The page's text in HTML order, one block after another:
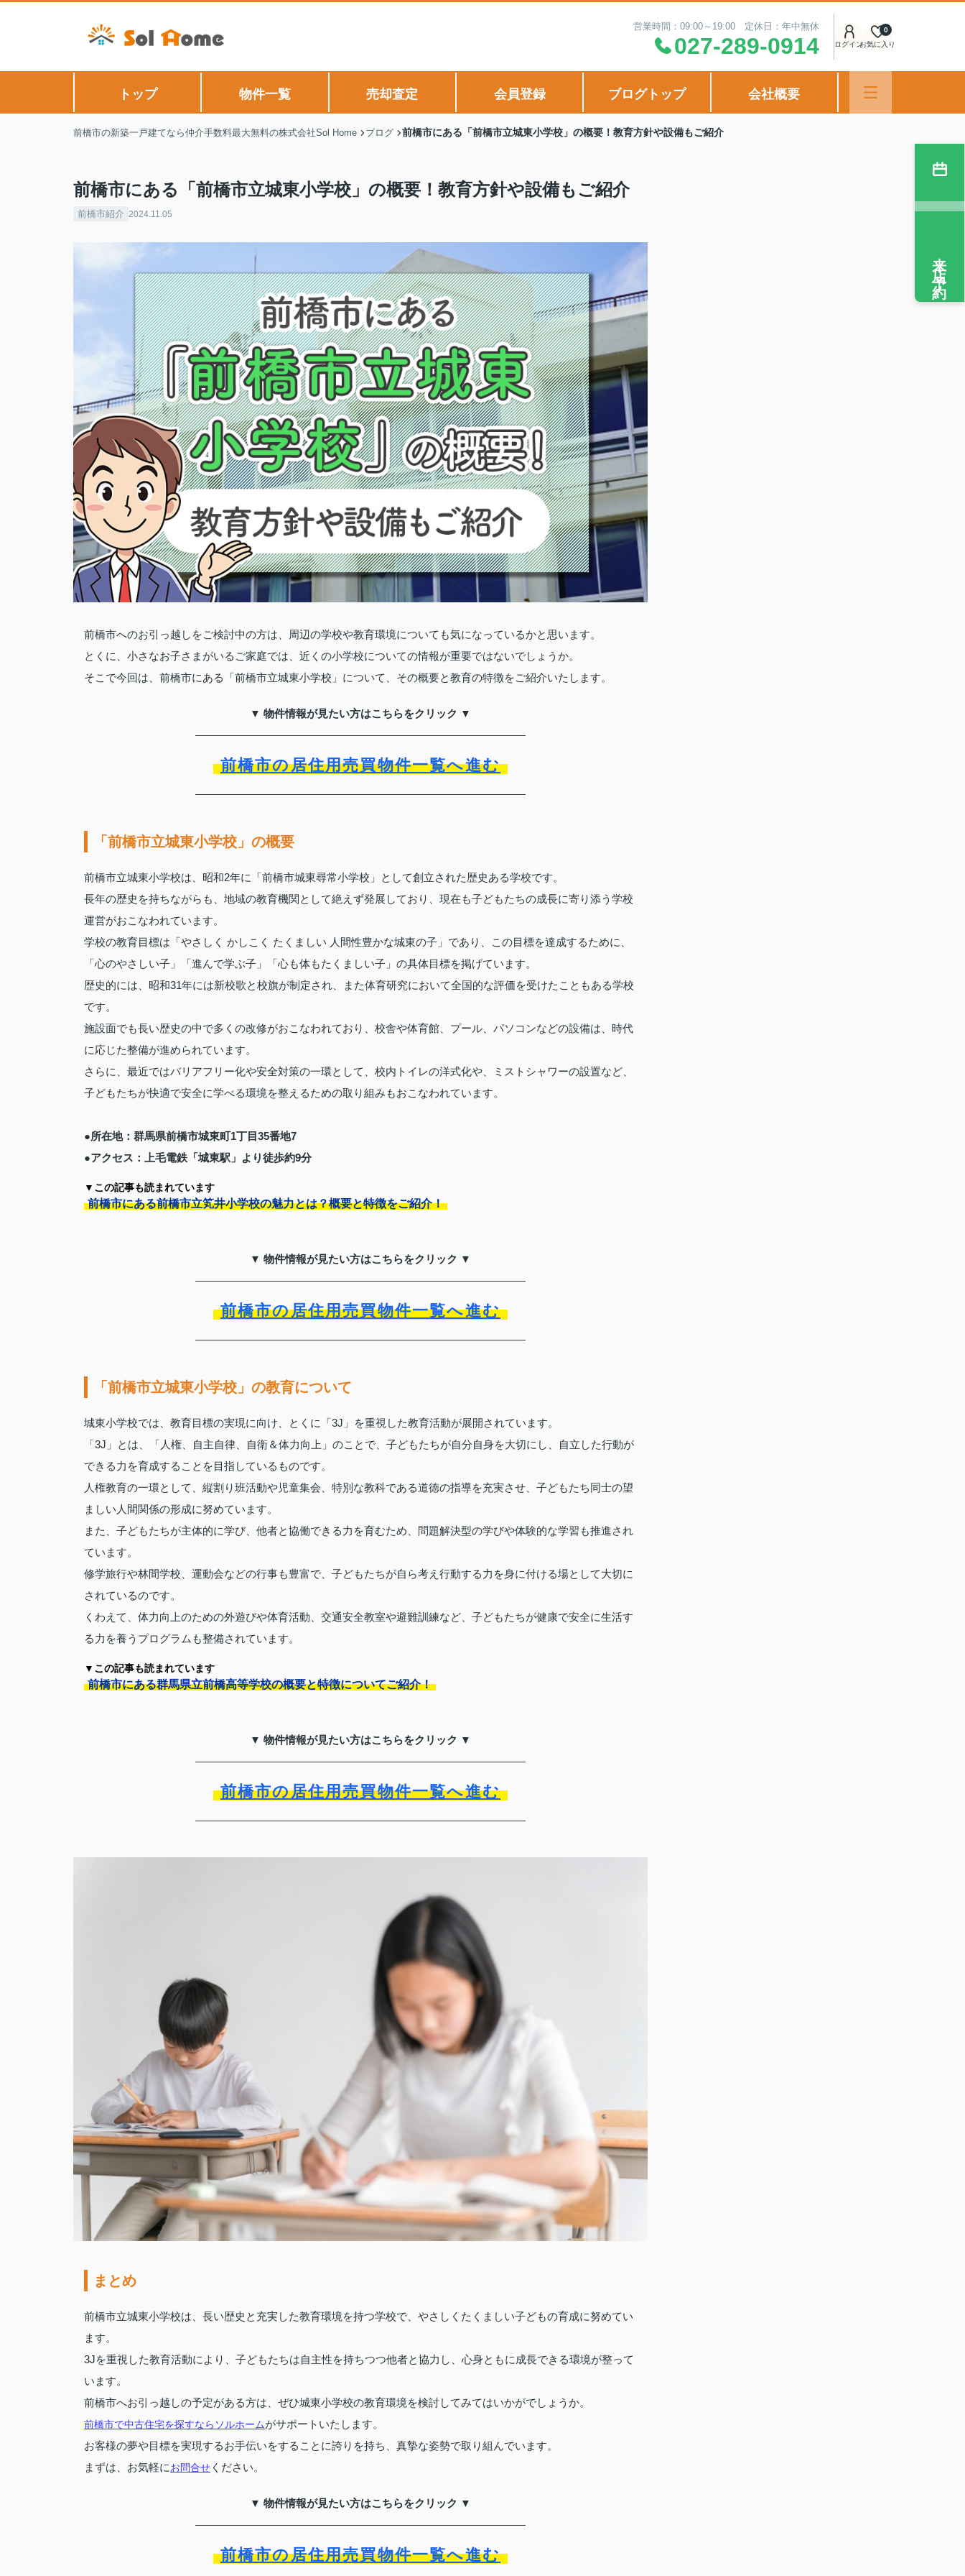
営業時間：09:00～19:00 定休日：年中無休
027-289-0914 ログインお気に入り
0
トップ 物件一覧 売却査定 会員登録 ブログトップ 会社概要
前橋市の新築一戸建てなら仲介手数料最大無料の株式会社Sol Home ブログ 前橋市にある「前橋市立城東小学校」の概要！教育方針や設備もご紹介
前橋市にある「前橋市立城東小学校」の概要！教育方針や設備もご紹介
前橋市紹介 2024.11.05
前橋市へのお引っ越しをご検討中の方は、周辺の学校や教育環境についても気になっているかと思います。
とくに、小さなお子さまがいるご家庭では、近くの小学校についての情報が重要ではないでしょうか。
そこで今回は、前橋市にある「前橋市立城東小学校」について、その概要と教育の特徴をご紹介いたします。
▼ 物件情報が見たい方はこちらをクリック ▼
前橋市の居住用売買物件一覧へ進む
「前橋市立城東小学校」の概要
前橋市立城東小学校は、昭和2年に「前橋市城東尋常小学校」として創立された歴史ある学校です。
長年の歴史を持ちながらも、地域の教育機関として絶えず発展しており、現在も子どもたちの成長に寄り添う学校
運営がおこなわれています。
学校の教育目標は「やさしく かしこく たくましい 人間性豊かな城東の子」であり、この目標を達成するために、
「心のやさしい子」「進んで学ぶ子」「心も体もたくましい子」の具体目標を掲げています。
歴史的には、昭和31年には新校歌と校旗が制定され、また体育研究において全国的な評価を受けたこともある学校
です。
施設面でも長い歴史の中で多くの改修がおこなわれており、校舎や体育館、プール、パソコンなどの設備は、時代
に応じた整備が進められています。
さらに、最近ではバリアフリー化や安全対策の一環として、校内トイレの洋式化や、ミストシャワーの設置など、
子どもたちが快適で安全に学べる環境を整えるための取り組みもおこなわれています。
●所在地：群馬県前橋市城東町1丁目35番地7
●アクセス：上毛電鉄「城東駅」より徒歩約9分
▼この記事も読まれています
前橋市にある前橋市立笂井小学校の魅力とは？概要と特徴をご紹介！
▼ 物件情報が見たい方はこちらをクリック ▼
前橋市の居住用売買物件一覧へ進む
「前橋市立城東小学校」の教育について
城東小学校では、教育目標の実現に向け、とくに「3J」を重視した教育活動が展開されています。
「3J」とは、「人権、自主自律、自衛＆体力向上」のことで、子どもたちが自分自身を大切にし、自立した行動が
できる力を育成することを目指しているものです。
人権教育の一環として、縦割り班活動や児童集会、特別な教科である道徳の指導を充実させ、子どもたち同士の望
ましい人間関係の形成に努めています。
また、子どもたちが主体的に学び、他者と協働できる力を育むため、問題解決型の学びや体験的な学習も推進され
ています。
修学旅行や林間学校、運動会などの行事も豊富で、子どもたちが自ら考え行動する力を身に付ける場として大切に
されているのです。
くわえて、体力向上のための外遊びや体育活動、交通安全教室や避難訓練など、子どもたちが健康で安全に生活す
る力を養うプログラムも整備されています。
▼この記事も読まれています
前橋市にある群馬県立前橋高等学校の概要と特徴についてご紹介！
▼ 物件情報が見たい方はこちらをクリック ▼
前橋市の居住用売買物件一覧へ進む
まとめ
前橋市立城東小学校は、長い歴史と充実した教育環境を持つ学校で、やさしくたくましい子どもの育成に努めてい
ます。
3Jを重視した教育活動により、子どもたちは自主性を持ちつつ他者と協力し、心身ともに成長できる環境が整って
います。
前橋市へお引っ越しの予定がある方は、ぜひ城東小学校の教育環境を検討してみてはいかがでしょうか。
前橋市で中古住宅を探すならソルホームがサポートいたします。
お客様の夢や目標を実現するお手伝いをすることに誇りを持ち、真摯な姿勢で取り組んでいます。
まずは、お気軽にお問合せ ください。
▼ 物件情報が見たい方はこちらをクリック ▼
前橋市の居住用売買物件一覧へ進む
来店予約